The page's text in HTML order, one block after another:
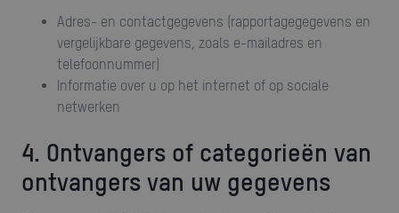
Adres- en contactgegevens (rapportagegegevens en
vergelijkbare gegevens, zoals e-mailadres en
telefoonnummer)
Informatie over u op het internet of op sociale
netwerken
4. Ontvangers of categorieën van
ontvangers van uw gegevens